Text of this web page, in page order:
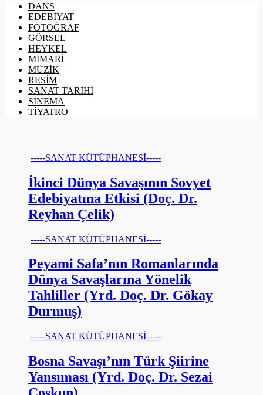
DANS
EDEBİYAT
FOTOĞRAF
GÖRSEL
HEYKEL
MİMARİ
MÜZİK
RESİM
SANAT TARİHİ
SİNEMA
TİYATRO
-----SANAT KÜTÜPHANESİ-----
İkinci Dünya Savaşının Sovyet
Edebiyatına Etkisi (Doç. Dr.
Reyhan Çelik)
-----SANAT KÜTÜPHANESİ-----
Peyami Safa’nın Romanlarında
Dünya Savaşlarına Yönelik
Tahliller (Yrd. Doç. Dr. Gökay
Durmuş)
-----SANAT KÜTÜPHANESİ-----
Bosna Savaşı’nın Türk Şiirine
Yansıması (Yrd. Doç. Dr. Sezai